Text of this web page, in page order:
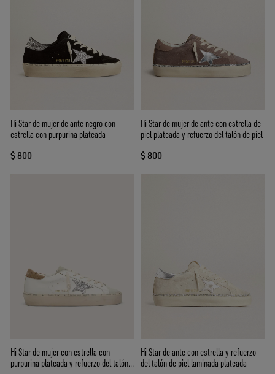
Hi Star de mujer de ante negro con
estrella con purpurina plateada
$ 800
Hi Star de mujer de ante con estrella de
piel plateada y refuerzo del talón de piel
$ 800
Hi Star de mujer con estrella con
purpurina plateada y refuerzo del talón
Hi Star de ante con estrella y refuerzo
del talón de piel laminada plateada